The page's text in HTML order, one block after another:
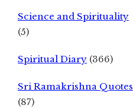
Science and Spirituality
(5)
Spiritual Diary (366)
Sri Ramakrishna Quotes
(87)